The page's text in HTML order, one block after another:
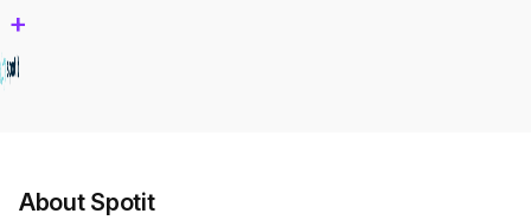
+
About Spotit